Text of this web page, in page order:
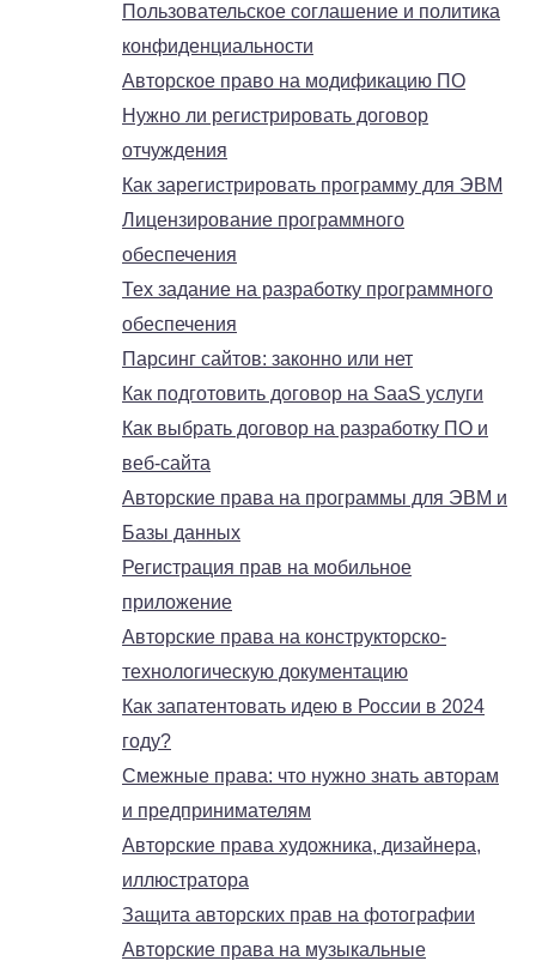
Пользовательское соглашение и политика
конфиденциальности
Авторское право на модификацию ПО
Нужно ли регистрировать договор
отчуждения
Как зарегистрировать программу для ЭВМ
Лицензирование программного
обеспечения
Тех задание на разработку программного
обеспечения
Парсинг сайтов: законно или нет
Как подготовить договор на SaaS услуги
Как выбрать договор на разработку ПО и
веб-сайта
Авторские права на программы для ЭВМ и
Базы данных
Регистрация прав на мобильное
приложение
Авторские права на конструкторско-
технологическую документацию
Как запатентовать идею в России в 2024
году?
Смежные права: что нужно знать авторам
и предпринимателям
Авторские права художника, дизайнера,
иллюстратора
Защита авторских прав на фотографии
Авторские права на музыкальные